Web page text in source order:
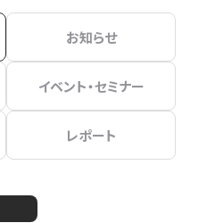
お知らせ
イベント・セミナー
レポート